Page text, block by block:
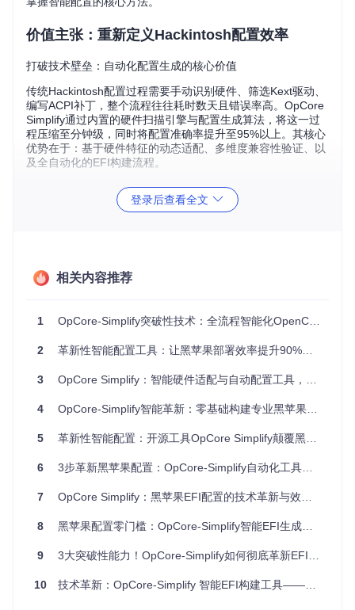
价值主张：重新定义Hackintosh配置效率
打破技术壁垒：自动化配置生成的核心价值
传统Hackintosh配置过程需要手动识别硬件、筛选Kext驱动、
编写ACPI补丁，整个流程往往耗时数天且错误率高。OpCore
Simplify通过内置的硬件扫描引擎与配置生成算法，将这一过
程压缩至分钟级，同时将配置准确率提升至95%以上。其核心
优势在于：基于硬件特征的动态适配、多维度兼容性验证、以
及全自动化的EFI构建流程。
图1：OpCore Simplify主界面，展示工具的核心功能入口与操
如何通过硬件扫描引擎实现精准识别？
系统硬件信息（如CPU指令集、GPU型号、声卡codec等），
D、厂商信息等基础数据
兼容性映射层：将硬件特征与macOS支持列表进行比对，
和gpu_data.py分别维护着处理器和显卡的兼容性数据库，通
图2：硬件兼容性检测界面，显示CPU和GPU的macOS支持状
配置生成算法如何保障最佳兼容性？
配置生成算法是OpCore Simplify的另一项革命性突破，它采
登录后查看全文
相关内容推荐
1 OpCore-Simplify突破性技术：全流程智能化OpenCore EFI构建解决方案
2 革新性智能配置工具：让黑苹果部署效率提升90%的技术民主化实践
3 OpCore Simplify：智能硬件适配与自动配置工具，零基础适用的Hackintosh解决方案
4 OpCore-Simplify智能革新：零基础构建专业黑苹果系统全指南
5 革新性智能配置：开源工具OpCore Simplify颠覆黑苹果部署体验
6 3步革新黑苹果配置：OpCore-Simplify自动化工具突破指南
7 OpCore Simplify：黑苹果EFI配置的技术革新与效率突破
8 黑苹果配置零门槛：OpCore-Simplify智能EFI生成工具全攻略
9 3大突破性能力！OpCore-Simplify如何彻底革新EFI配置流程
10 技术革新：OpCore-Simplify 智能EFI构建工具——黑苹果爱好者的配置效率突破方案